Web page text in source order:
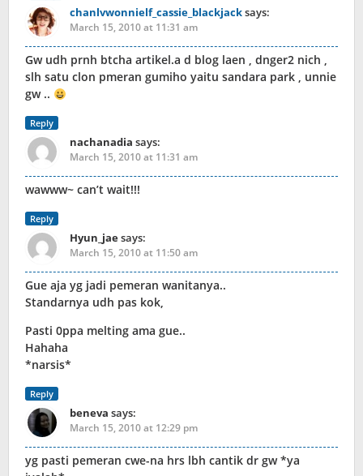
chanlvwonnielf_cassie_blackjacksays:
March 15, 2010 at 11:31 am
Gw udh prnh btcha artikel.a d blog laen , dnger2 nich ,
slh satu clon pmeran gumiho yaitu sandara park , unnie
gw ..
Reply
nachanadia says:
March 15, 2010 at 11:31 am
wawww~ can’t wait!!!
Reply
Hyun_jaesays:
March 15, 2010 at 11:50 am
Gue aja yg jadi pemeran wanitanya..
Standarnya udh pas kok,
Pasti 0ppa melting ama gue..
Hahaha
*narsis*
Reply
beneva says:
March 15, 2010 at 12:29 pm
yg pasti pemeran cwe-na hrs lbh cantik dr gw *ya